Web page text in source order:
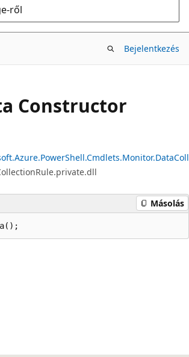
ről
Bejelentkezés
Constructor
Másolás